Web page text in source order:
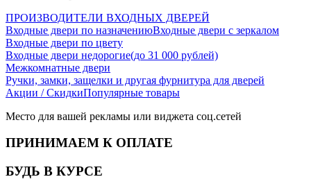
ПРОИЗВОДИТЕЛИ ВХОДНЫХ ДВЕРЕЙ
Входные двери по назначениюВходные двери с зеркалом
Входные двери по цвету
Входные двери недорогие(до 31 000 рублей)
Межкомнатные двери
Ручки, замки, защелки и другая фурнитура для дверей
Акции / СкидкиПопулярные товары
Место для вашей рекламы или виджета соц.сетей
ПРИНИМАЕМ К ОПЛАТЕ
БУДЬ В КУРСЕ